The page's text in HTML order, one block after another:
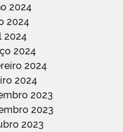
2024
2024
2024
2024
2024
2024
2023
2023
2023